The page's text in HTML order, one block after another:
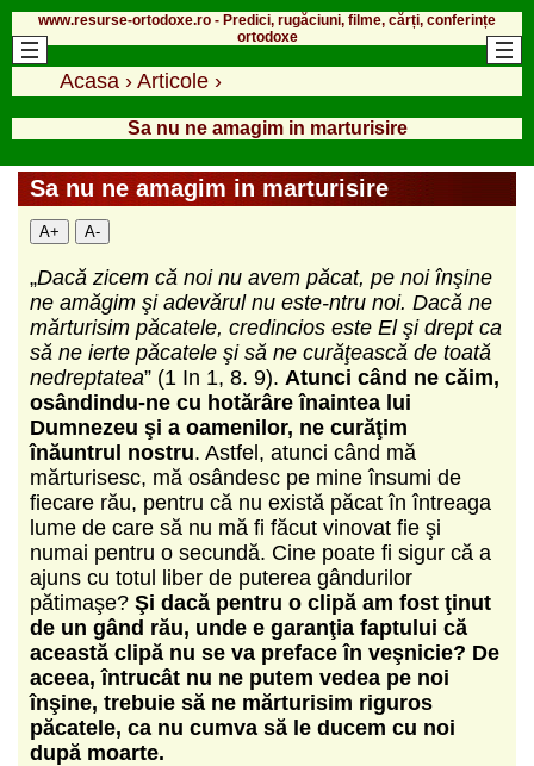
www.resurse-ortodoxe.ro - Predici, rugăciuni, filme, cărți, conferințe
ortodoxe
Acasa › Articole ›
Sa nu ne amagim in marturisire
Sa nu ne amagim in marturisire
A+ A-
„Dacă zicem că noi nu avem păcat, pe noi înşine
ne amăgim şi adevărul nu este-ntru noi. Dacă ne
mărturisim păcatele, credincios este El şi drept ca
să ne ierte păcatele şi să ne curăţească de toată
nedreptatea” (1 In 1, 8. 9). Atunci când ne căim,
osândindu-ne cu hotărâre înaintea lui
Dumnezeu şi a oamenilor, ne curăţim
înăuntrul nostru. Astfel, atunci când mă
mărturisesc, mă osândesc pe mine însumi de
fiecare rău, pentru că nu există păcat în întreaga
lume de care să nu mă fi făcut vinovat fie şi
numai pentru o secundă. Cine poate fi sigur că a
ajuns cu totul liber de puterea gândurilor
pătimaşe? Şi dacă pentru o clipă am fost ţinut
de un gând rău, unde e garanţia faptului că
această clipă nu se va preface în veşnicie? De
aceea, întrucât nu ne putem vedea pe noi
înşine, trebuie să ne mărturisim riguros
păcatele, ca nu cumva să le ducem cu noi
după moarte.